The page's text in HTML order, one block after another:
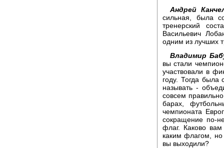
Андрей
сильная, была
тренерский
Васильевич
одним из лучших
Владимир
вы стали
участвовали в
году. Тогда была
называть -
совсем
барах,
чемпионата
сокращение по-
флаг. Каково
каким флагом,
вы выходили?